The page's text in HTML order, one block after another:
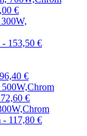
€
- 153,50 €
€
€
- 117,80 €